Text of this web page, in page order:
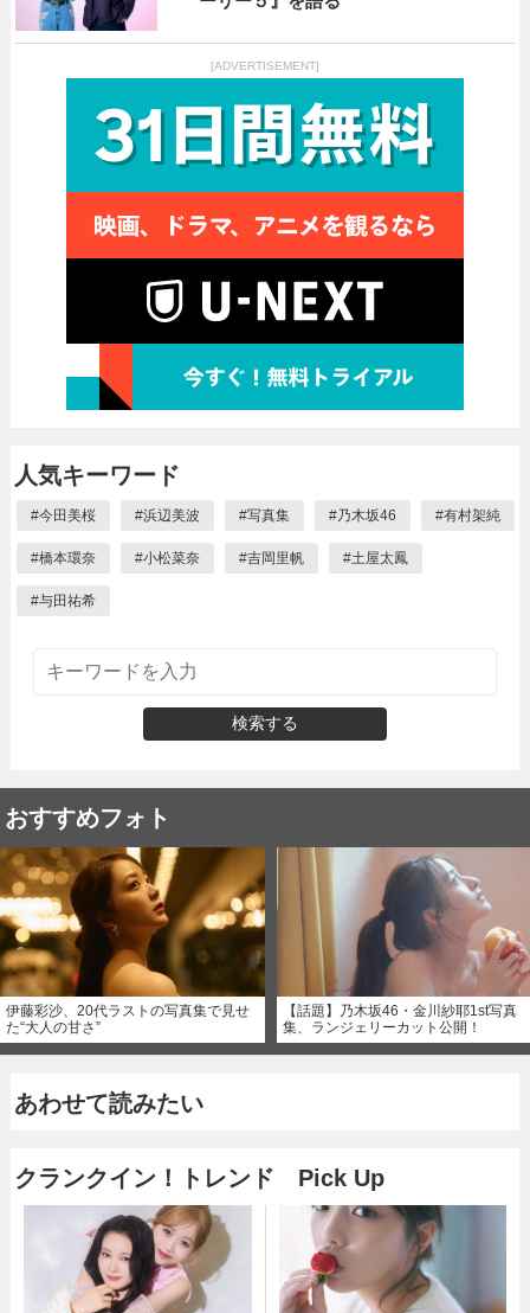
[ADVERTISEMENT]
人気キーワード
#今田美桜 #浜辺美波 #写真集 #乃木坂46 #有村架純
#橋本環奈 #小松菜奈 #吉岡里帆 #土屋太鳳
#与田祐希
検索する
おすすめフォト
伊藤彩沙、20代ラストの写真集で見せ
た“大人の甘さ”
【話題】乃木坂46・金川紗耶1st写真
集、ランジェリーカット公開！
あわせて読みたい
クランクイン！トレンド Pick Up